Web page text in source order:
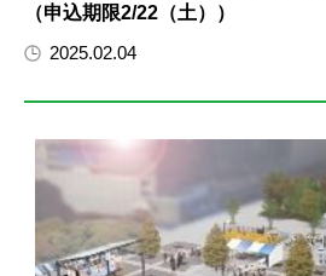
（申込期限2/22（土））
2025.02.04